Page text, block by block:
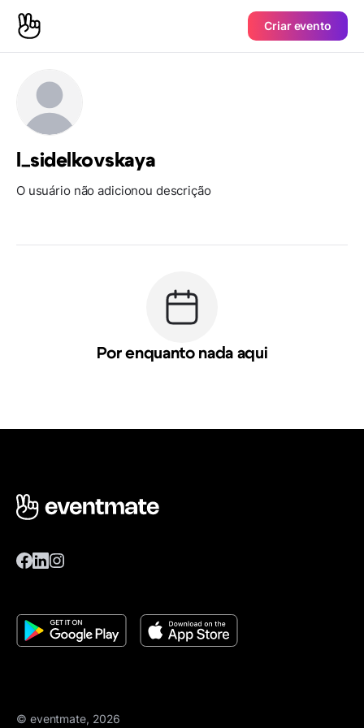
Criar evento
l_sidelkovskaya
O usuário não adicionou descrição
Por enquanto nada aqui
© eventmate, 2026